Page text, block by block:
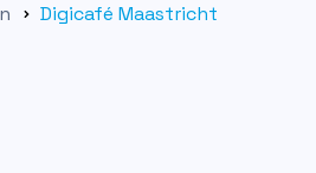
Digicafé Maastricht